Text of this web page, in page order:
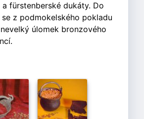
fürstenberské dukáty. Do
z podmokelského pokladu
úlomek bronzového